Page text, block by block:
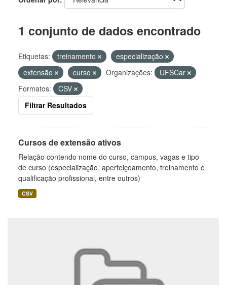
1 conjunto de dados encontrado
Etiquetas: treinamento
especialização
extensão
curso Organizações:
UFSCar
Formatos:
CSV
Filtrar Resultados
Cursos de extensão ativos
Relação contendo nome do curso, campus, vagas e tipo
de curso (especialização, aperfeiçoamento, treinamento e
qualificação profissional, entre outros)
CSV